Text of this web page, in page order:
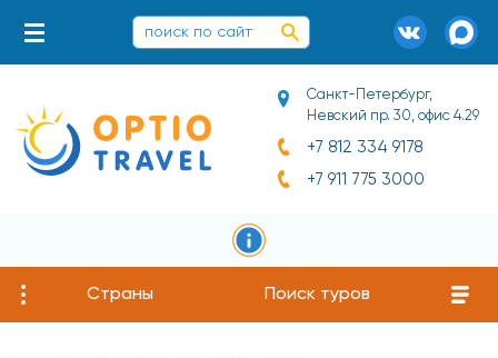
Санкт-Петербург,
Невский пр. 30, офис 4.29
+7 812 334 9178
+7 911 775 3000
Страны Поиск туров